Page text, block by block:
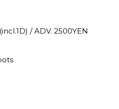
/ ADV. 2500YEN